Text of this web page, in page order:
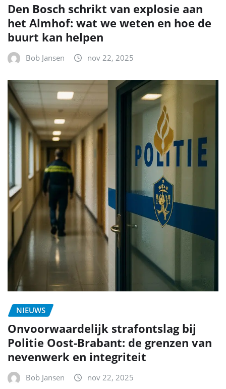
Den Bosch schrikt van explosie aan
het Almhof: wat we weten en hoe de
buurt kan helpen
Bob Jansen nov 22, 2025
NIEUWS
Onvoorwaardelijk strafontslag bij
Politie Oost-Brabant: de grenzen van
nevenwerk en integriteit
Bob Jansen nov 22, 2025